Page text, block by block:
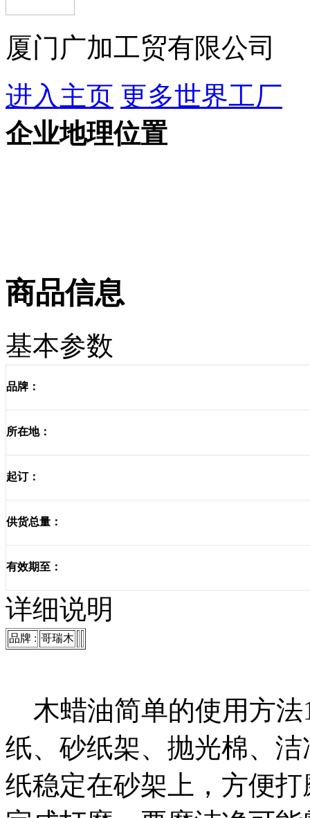
厦门广加工贸有限公司
进入主页 更多世界工厂
企业地理位置
商品信息
基本参数
品牌：
所在地：
起订：
供货总量：
有效期至：
详细说明
品牌 : 哥瑞木
木蜡油简单的使用方法
纸、砂纸架、抛光棉、
纸稳定在砂架上，方便